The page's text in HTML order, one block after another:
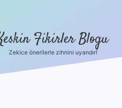
Fikirler Blogu
Zekice önerilerle zihnini uyandır!